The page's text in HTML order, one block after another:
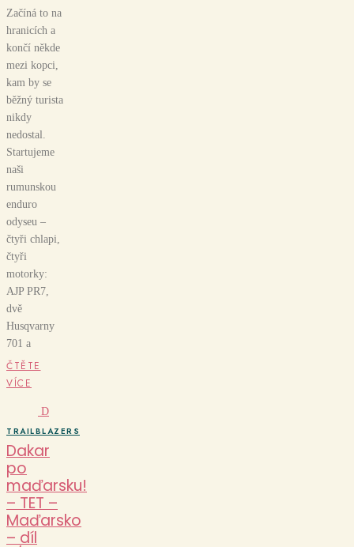
Začíná to na
hranicích a
končí někde
mezi kopci,
kam by se
běžný turista
nikdy
nedostal.
Startujeme
naši
rumunskou
enduro
odyseu –
čtyři chlapi,
čtyři
motorky:
AJP PR7,
dvě
Husqvarny
701 a
ČTĚTE
VÍCE
D
TRAILBLAZERS
Dakar
po
maďarsku!
– TET –
Maďarsko
– díl